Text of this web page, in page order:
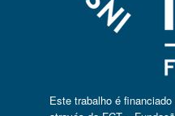
Este trabalho é